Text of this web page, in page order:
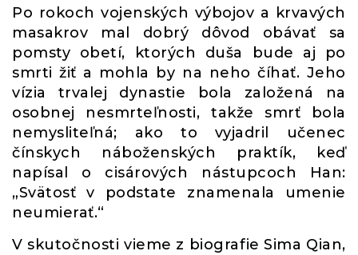
Po rokoch vojenských výbojov a krvavých
masakrov mal dobrý dôvod obávať sa
pomsty obetí, ktorých duša bude aj po
smrti žiť a mohla by na neho číhať. Jeho
vízia trvalej dynastie bola založená na
osobnej nesmrteľnosti, takže smrť bola
nemysliteľná; ako to vyjadril učenec
čínskych náboženských praktík, keď
napísal o cisárových nástupcoch Han:
„Svätosť v podstate znamenala umenie
neumierať.“
V skutočnosti vieme z biografie Sima Qian,